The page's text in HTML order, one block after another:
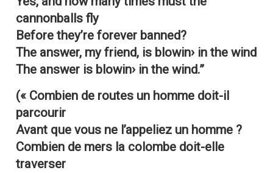
cannonballs fly
Before they’re forever banned?
The answer, my friend, is blowin› in the wind
The answer is blowin› in the wind.”
(« Combien de routes un homme doit-il
parcourir
Avant que vous ne l’appeliez un homme ?
Combien de mers la colombe doit-elle
traverser